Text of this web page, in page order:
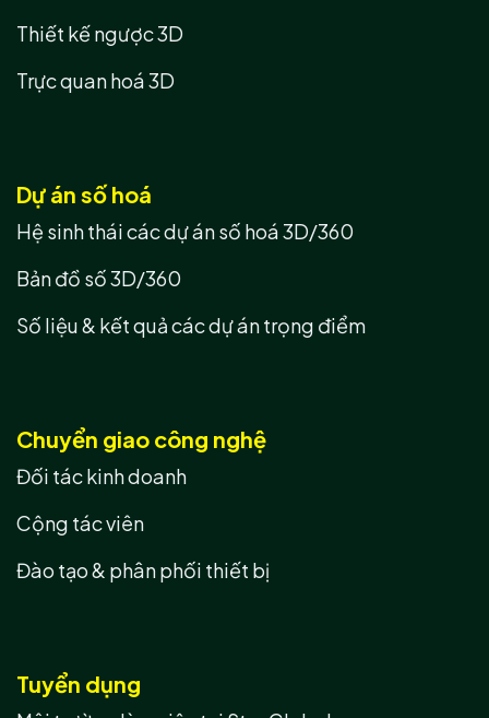
Thiết kế ngược 3D
Trực quan hoá 3D
Dự án số hoá
Hệ sinh thái các dự án số hoá 3D/360
Bản đồ số 3D/360
Số liệu & kết quả các dự án trọng điểm
Chuyển giao công nghệ
Đối tác kinh doanh
Cộng tác viên
Đào tạo & phân phối thiết bị
Tuyển dụng